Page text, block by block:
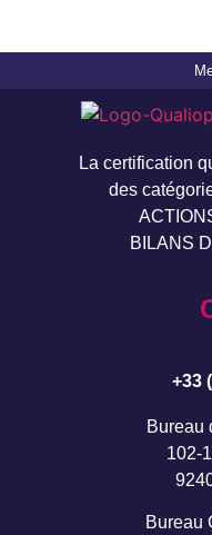
La certification
des
BILANS
+33
Bureau
102-
Bureau